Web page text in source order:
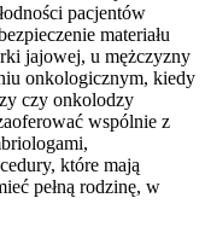
pacjentów
materiału
jajowej, u mężczyzny
onkologicznym, kiedy
czy onkolodzy
wspólnie z
które mają
pełną rodzinę, w